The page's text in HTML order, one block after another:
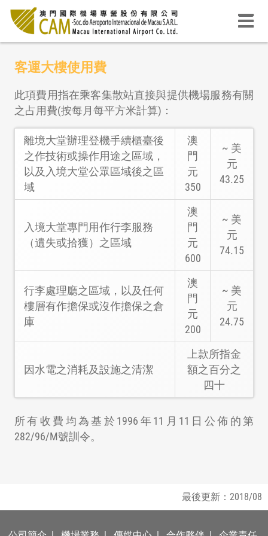
客運大樓使用費
此項費用指在乘客集散站直接與提供機場服務有關
之占用費(按每月每平方米計算)：
離境大堂辦理登機手續櫃臺後
之作技術或操作用途之區域，
以及入境大堂公眾區域後之區
域
澳
門
元
350
~ 美
元
43.25
入境大堂專門用作行李服務
（遺失或拾獲）之區域
澳
門
元
600
~ 美
元
74.15
行李處理廳之區域，以及任何
樓層有作擔保或沒作擔保之倉
庫
澳
門
元
200
~ 美
元
24.75
因水電之消耗及設施之清潔
上款所指金
額之百分之
四十
所有收費均為基於1996年11月11日公佈的第
282/96/M號訓令。
最後更新：2018/08